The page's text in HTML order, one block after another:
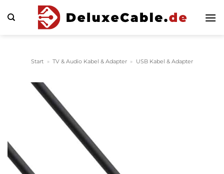
Inhalt
Start » TV & Audio Kabel & Adapter » USB Kabel & Adapter